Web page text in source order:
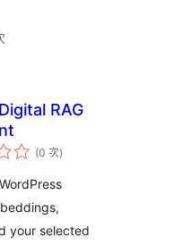
RAG
(0 次評
分
數
)
your selected